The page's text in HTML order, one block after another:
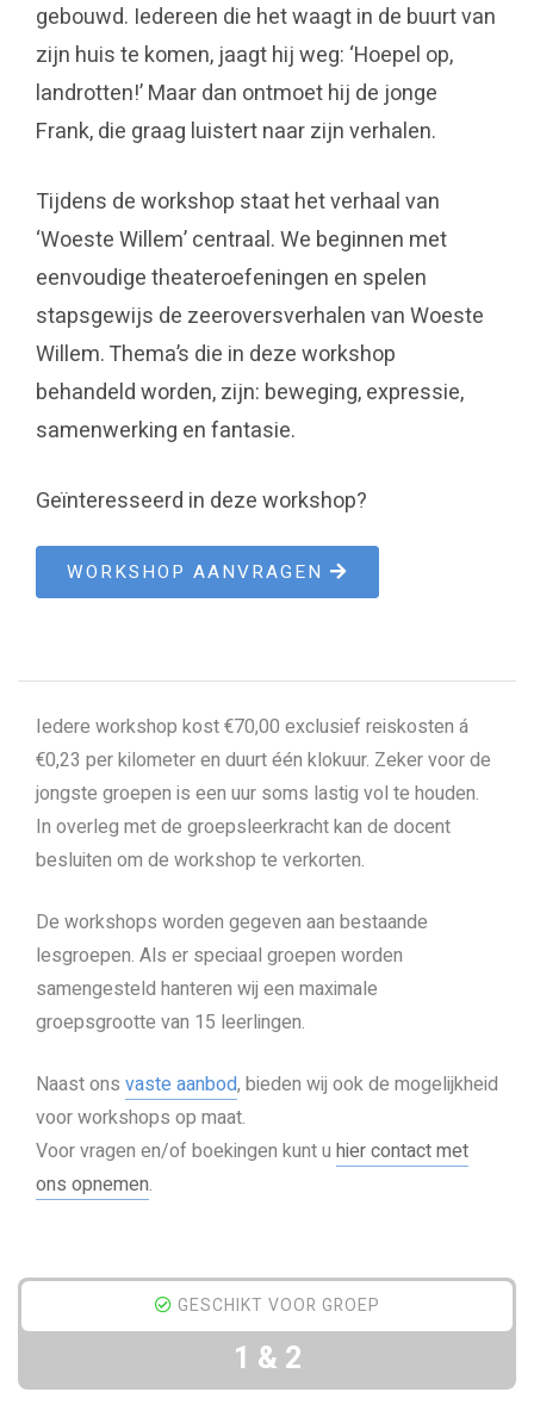
gebouwd. Iedereen die het waagt in de buurt van
zijn huis te komen, jaagt hij weg: ‘Hoepel op,
landrotten!’ Maar dan ontmoet hij de jonge
Frank, die graag luistert naar zijn verhalen.
Tijdens de workshop staat het verhaal van
‘Woeste Willem’ centraal. We beginnen met
eenvoudige theateroefeningen en spelen
stapsgewijs de zeeroversverhalen van Woeste
Willem. Thema’s die in deze workshop
behandeld worden, zijn: beweging, expressie,
samenwerking en fantasie.
Geïnteresseerd in deze workshop?
WORKSHOP AANVRAGEN
Iedere workshop kost €70,00 exclusief reiskosten á
€0,23 per kilometer en duurt één klokuur. Zeker voor de
jongste groepen is een uur soms lastig vol te houden.
In overleg met de groepsleerkracht kan de docent
besluiten om de workshop te verkorten.
De workshops worden gegeven aan bestaande
lesgroepen. Als er speciaal groepen worden
samengesteld hanteren wij een maximale
groepsgrootte van 15 leerlingen.
Naast ons vaste aanbod, bieden wij ook de mogelijkheid
voor workshops op maat.
Voor vragen en/of boekingen kunt u hier contact met
ons opnemen.
GESCHIKT VOOR GROEP
1 & 2